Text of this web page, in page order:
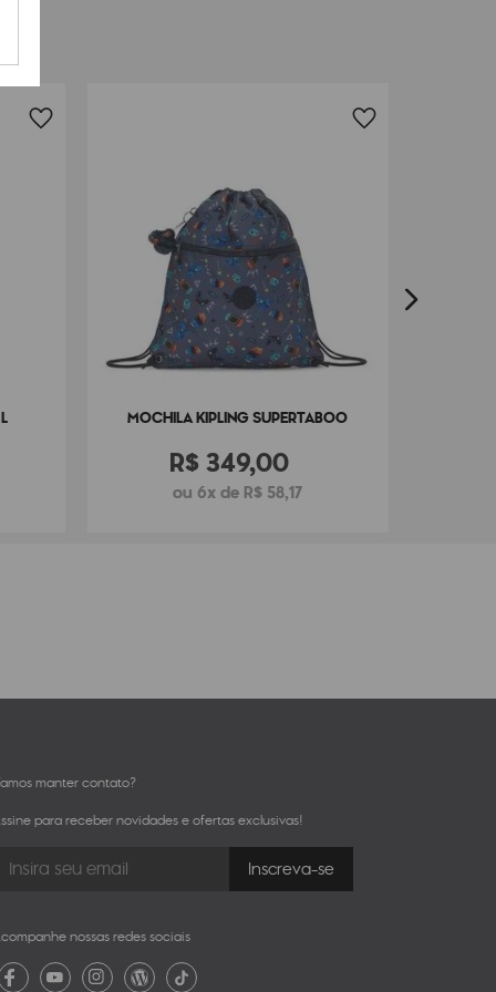
MOCHILA KIPLING SUPERTABOO
R$ 349,00
ou 6x de R$ 58,17
manter contato?
para receber novidades e ofertas exclusivas!
nossas redes sociais